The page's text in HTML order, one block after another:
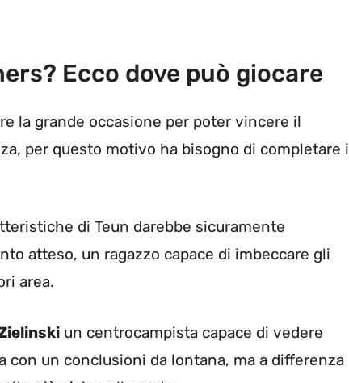
Ecco dove può giocare
la grande occasione per poter vincere il
per questo motivo ha bisogno di completare i
di Teun darebbe sicuramente
atteso, un ragazzo capace di imbeccare gli
area.
un centrocampista capace di vedere
con un conclusioni da lontana, ma a differenza